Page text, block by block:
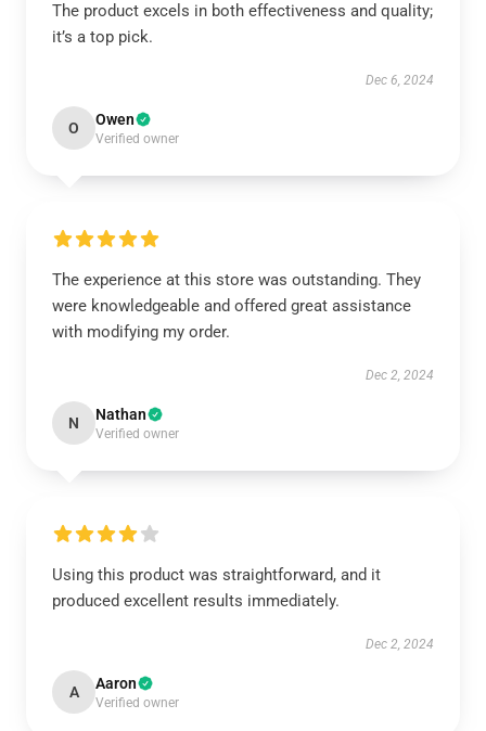
The product excels in both effectiveness and quality;
it’s a top pick.
Dec 6, 2024
O Owen
Verified owner
The experience at this store was outstanding. They
were knowledgeable and offered great assistance
with modifying my order.
Dec 2, 2024
N Nathan
Verified owner
Using this product was straightforward, and it
produced excellent results immediately.
Dec 2, 2024
A Aaron
Verified owner